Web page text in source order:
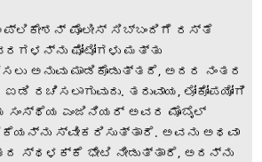
ಪೊಲೀಸ್ ಸಿಬ್ಬಂದಿಗೆ ರಸ್ತೆ
ಫೋಟೋಗಳು ಮತ್ತು
ಅನುವು ಮಾಡಿಕೊಡುತ್ತದೆ, ಅದರ ನಂತರ
ತರುವಾಯ, ಲೋಕೋಪಯೋಗಿ
ಸಂಸ್ಥೆಯ ಎಂಜಿನಿಯರ್ ಅವರ ಮೊಬೈಲ್
ಸ್ವೀಕರಿಸುತ್ತಾರೆ. ಅವನು ಅಥವಾ
ಸ್ಥಳಕ್ಕೆ ಭೇಟಿ ನೀಡುತ್ತಾರೆ, ಅದನ್ನು